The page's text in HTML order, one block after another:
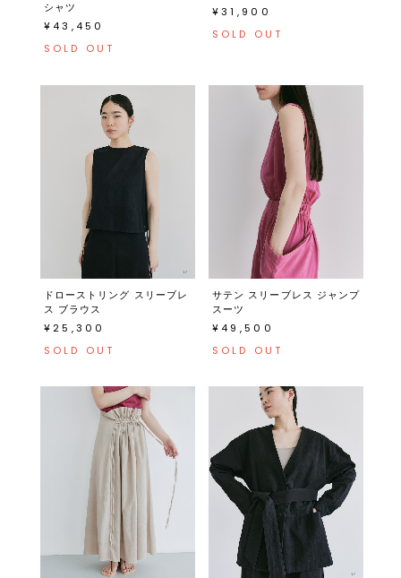
シャツ
¥43,450
SOLD OUT
¥31,900
SOLD OUT
ドローストリング スリーブレ
ス ブラウス
¥25,300
SOLD OUT
サテン スリーブレス ジャンプ
スーツ
¥49,500
SOLD OUT